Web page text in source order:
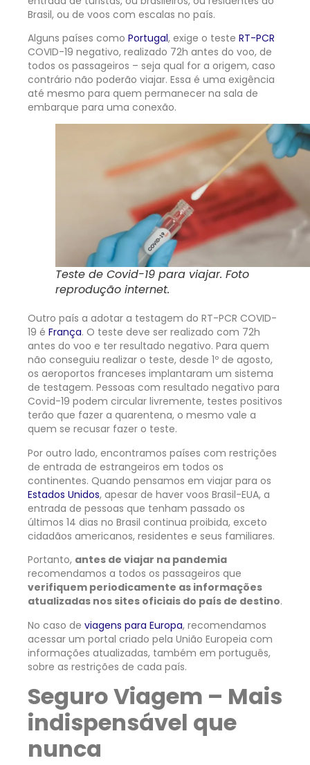
Brasil, ou de voos com escalas no país.
Alguns países como Portugal, exige o teste RT-PCR
COVID-19 negativo, realizado 72h antes do voo, de
todos os passageiros – seja qual for a origem, caso
contrário não poderão viajar. Essa é uma exigência
até mesmo para quem permanecer na sala de
embarque para uma conexão.
Teste de Covid-19 para viajar. Foto
reprodução internet.
Outro país a adotar a testagem do RT-PCR COVID-
19 é França. O teste deve ser realizado com 72h
antes do voo e ter resultado negativo. Para quem
não conseguiu realizar o teste, desde 1º de agosto,
os aeroportos franceses implantaram um sistema
de testagem. Pessoas com resultado negativo para
Covid-19 podem circular livremente, testes positivos
terão que fazer a quarentena, o mesmo vale a
quem se recusar fazer o teste.
Por outro lado, encontramos países com restrições
de entrada de estrangeiros em todos os
continentes. Quando pensamos em viajar para os
Estados Unidos, apesar de haver voos Brasil-EUA, a
entrada de pessoas que tenham passado os
últimos 14 dias no Brasil continua proibida, exceto
cidadãos americanos, residentes e seus familiares.
Portanto, antes de viajar na pandemia
recomendamos a todos os passageiros que
verifiquem periodicamente as informações
atualizadas nos sites oficiais do país de destino.
No caso de viagens para Europa, recomendamos
acessar um portal criado pela União Europeia com
informações atualizadas, também em português,
sobre as restrições de cada país.
Seguro Viagem – Mais
indispensável que
nunca